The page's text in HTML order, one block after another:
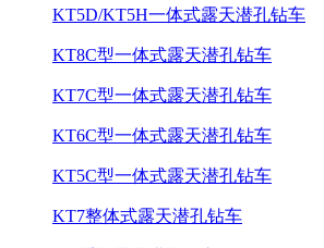
KT5D/KT5H一体式露天潜孔钻车
KT8C型一体式露天潜孔钻车
KT7C型一体式露天潜孔钻车
KT6C型一体式露天潜孔钻车
KT5C型一体式露天潜孔钻车
KT7整体式露天潜孔钻车